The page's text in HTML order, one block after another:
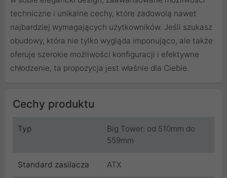
techniczne i unikalne cechy, które zadowolą nawet
najbardziej wymagających użytkowników. Jeśli szukasz
obudowy, która nie tylko wygląda imponująco, ale także
oferuje szerokie możliwości konfiguracji i efektywne
chłodzenie, ta propozycja jest właśnie dla Ciebie.
Cechy produktu
Typ
Big Tower: od 510mm do
559mm
Standard zasilacza ATX